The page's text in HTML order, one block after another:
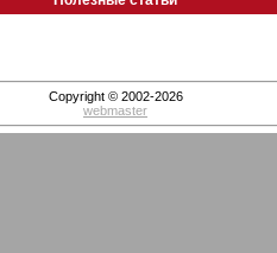
Copyright © 2002-2026
webmaster